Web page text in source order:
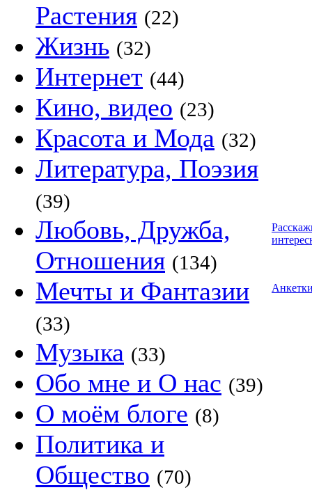
Растения (22)
Жизнь (32)
Интернет (44)
Кино, видео (23)
Красота и Мода (32)
Литература, Поэзия
(39)
Любовь, Дружба,
Отношения (134)
Мечты и Фантазии
(33)
Музыка (33)
Обо мне и О нас (39)
О моём блоге (8)
Политика и
Общество (70)